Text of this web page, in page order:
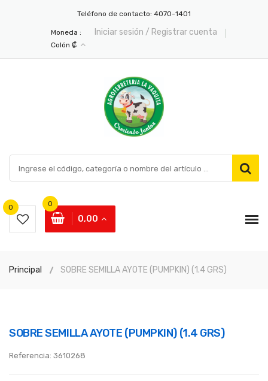
Teléfono de contacto: 4070-1401
Iniciar sesión / Registrar cuenta
Moneda :
Colón ₡
0
0,00
0
Principal SOBRE SEMILLA AYOTE (PUMPKIN) (1.4 GRS)
SOBRE SEMILLA AYOTE (PUMPKIN) (1.4 GRS)
Referencia: 3610268